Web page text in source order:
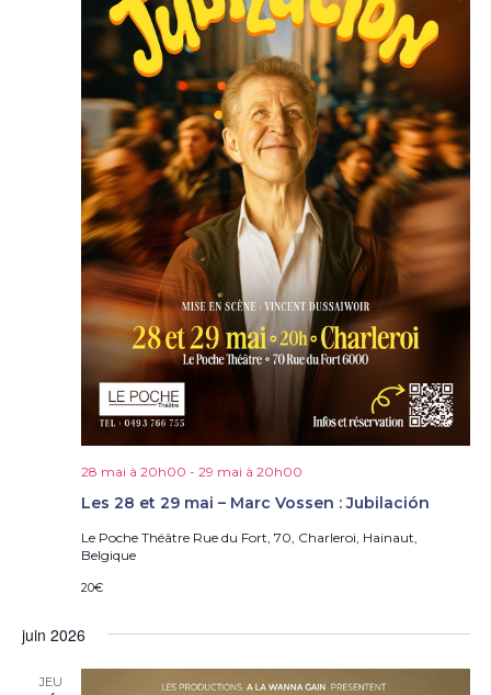
Les 28 et 29 mai – Marc Vossen : Jubilación
28 mai à 20h00 - 29 mai à 20h00
Le Poche Théâtre Rue du Fort, 70, Charleroi, Hainaut,
Belgique
20€
juin 2026
JEU